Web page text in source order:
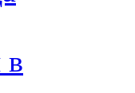
в